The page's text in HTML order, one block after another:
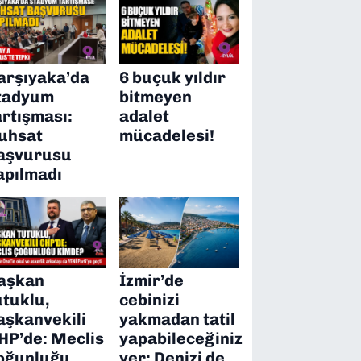
6 buçuk yıldır
bitmeyen
adalet
mücadelesi!
Meclis
İzmir’de
cebinizi
yakmadan tatil
yapabileceğiniz